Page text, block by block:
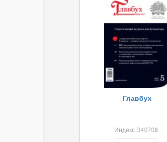
Главбух
Индекс Э40708